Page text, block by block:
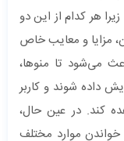
هر کدام از این دو
مزایا و معایب خاص
می‌شود تا منوها،
داده شوند و کاربر
کند. در عین حال،
موارد مختلف